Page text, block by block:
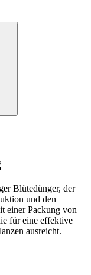
Blütedünger, der
und den
einer Packung von
für eine effektive
ausreicht.